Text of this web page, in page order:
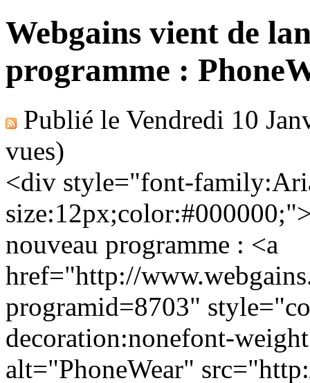
Webgains vient de
programme :
Publié le Vendredi 10
vues)
<div style="font-
nouveau programme : <a
href="http://
programid=8703"
decoration:nonefont-
alt="PhoneWear"